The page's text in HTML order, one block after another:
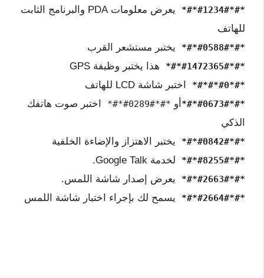
*#*#1234#*#*
يعرض معلومات PDA والبرنامج الثابت
للهاتف
*#*#0588#*#* يختبر مستشعر القرب
*#*#1472365#*#* هذا يختبر وظيفة GPS
*#*#0*#*#* اختبر شاشة LCD للهاتف
*#*#0673#*#* أو *#*#0289#*#*
اختبر صوت هاتفك
الذكي
*#*#0842#*#* يختبر الاهتزاز والإضاءة الخلفية
*#*#8255#*#* لخدمة Google Talk.
*#*#2663#*#* يعرض إصدار شاشة اللمس.
*#*#2664#*#* يسمح لك بإجراء اختبار شاشة اللمس